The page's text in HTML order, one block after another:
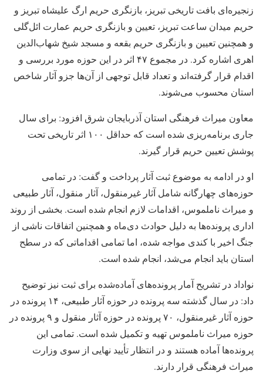
زنجیره‌ای بافت تاریخی تبریز، بازنگری حریم ارگ علیشاه تبریز و
حریم میدان ساعت تبریز، تعیین و بازنگری حریم عمارت ائل‌گلی
و همچنین تعیین و بازنگری حریم بقعه و مسجد شیخ شهاب‌الدین
اهری اشاره کرد. در مجموع ۴۷ اثر در این حوزه مورد بررسی و
اقدام قرار گرفته‌اند و تعداد قابل توجهی از آن‌ها جزو آثار شاخص
استان محسوب می‌شوند.
معاون میراث فرهنگی استان آذربایجان شرق افزود: برای سال
جاری برنامه‌ریزی شده است که حداقل ۱۰۰ اثر تاریخی تحت
پوشش تعیین حریم قرار گیرند.
او در ادامه به موضوع ثبت آثار پرداخت و گفت: در تمامی
حوزه‌های چهارگانه شامل آثار غیرمنقول، آثار منقول، آثار طبیعی
و میراث ناملموس، اقدامات لازم انجام شده است. بخشی از روند
اداری پرونده‌ها به دلیل حوادث دی‌ماه و همچنین اتفاقات ناشی از
جنگ اخیر با کندی مواجه شده، اما تمامی اقداماتی که در سطح
استان باید انجام می‌شد، انجام شده است.
نواداد در تشریح آمار پرونده‌های آماده‌شده برای ثبت نیز توضیح
داد: در سال گذشته سه پرونده در حوزه آثار طبیعی، ۱۴ پرونده در
حوزه آثار غیرمنقول، ۷۰ پرونده در حوزه آثار منقول و ۹ پرونده در
حوزه میراث ناملموس تهیه و تکمیل شده است. تمامی این
پرونده‌ها آماده هستند و در انتظار تأیید نهایی از سوی وزارت
میراث فرهنگی قرار دارند.